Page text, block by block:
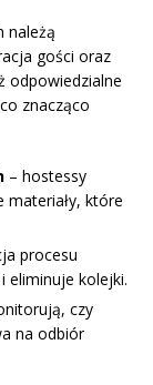
należą
gości oraz
odpowiedzialne
znacząco
– hostessy
które
procesu
eliminuje kolejki.
czy
na odbiór